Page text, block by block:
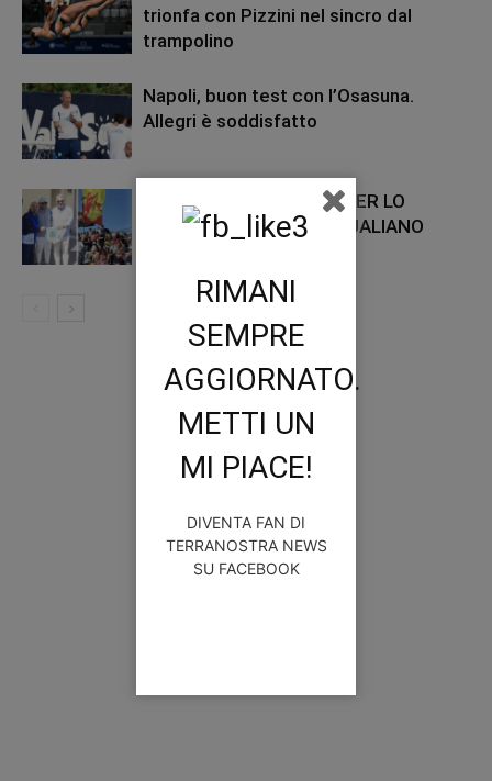
trionfa con Pizzini nel sincro dal
trampolino
Napoli, buon test con l’Osasuna.
Allegri è soddisfatto
STORICO TRAGUARDO PER LO
SPORT CITTADINO: IL QUALIANO
RIMANI
SEMPRE
AGGIORNATO.
METTI UN
MI PIACE!
DIVENTA FAN DI
TERRANOSTRA NEWS
SU FACEBOOK